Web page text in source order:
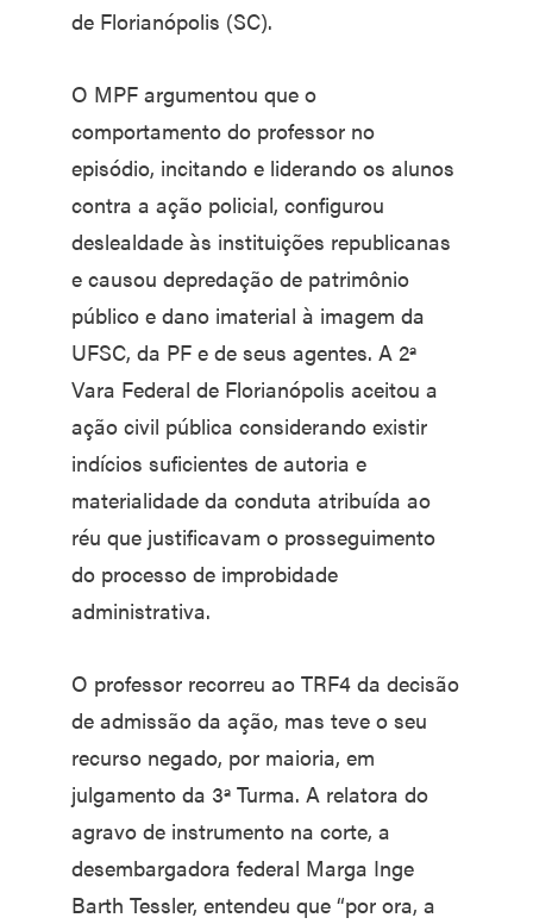
de Florianópolis (SC).
O MPF argumentou que o
comportamento do professor no
episódio, incitando e liderando os alunos
contra a ação policial, configurou
deslealdade às instituições republicanas
e causou depredação de patrimônio
público e dano imaterial à imagem da
UFSC, da PF e de seus agentes. A 2ª
Vara Federal de Florianópolis aceitou a
ação civil pública considerando existir
indícios suficientes de autoria e
materialidade da conduta atribuída ao
réu que justificavam o prosseguimento
do processo de improbidade
administrativa.
O professor recorreu ao TRF4 da decisão
de admissão da ação, mas teve o seu
recurso negado, por maioria, em
julgamento da 3ª Turma. A relatora do
agravo de instrumento na corte, a
desembargadora federal Marga Inge
Barth Tessler, entendeu que “por ora, a